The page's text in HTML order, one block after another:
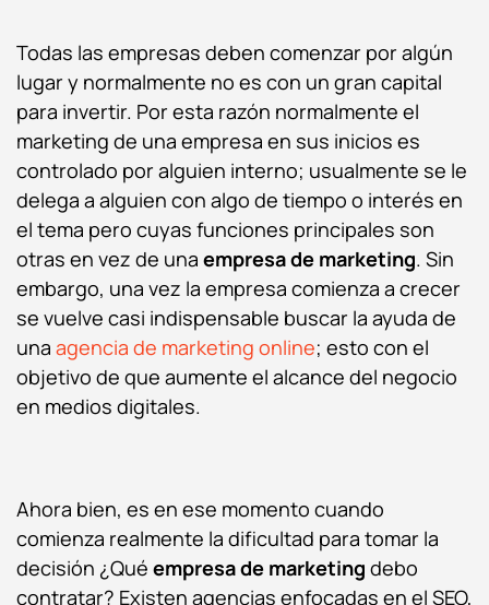
Todas las empresas deben comenzar por algún
lugar y normalmente no es con un gran capital
para invertir. Por esta razón normalmente el
marketing de una empresa en sus inicios es
controlado por alguien interno; usualmente se le
delega a alguien con algo de tiempo o interés en
el tema pero cuyas funciones principales son
otras en vez de una empresa de marketing. Sin
embargo, una vez la empresa comienza a crecer
se vuelve casi indispensable buscar la ayuda de
una agencia de marketing online; esto con el
objetivo de que aumente el alcance del negocio
en medios digitales.
Ahora bien, es en ese momento cuando
comienza realmente la dificultad para tomar la
decisión ¿Qué empresa de marketing debo
contratar? Existen agencias enfocadas en el SEO,